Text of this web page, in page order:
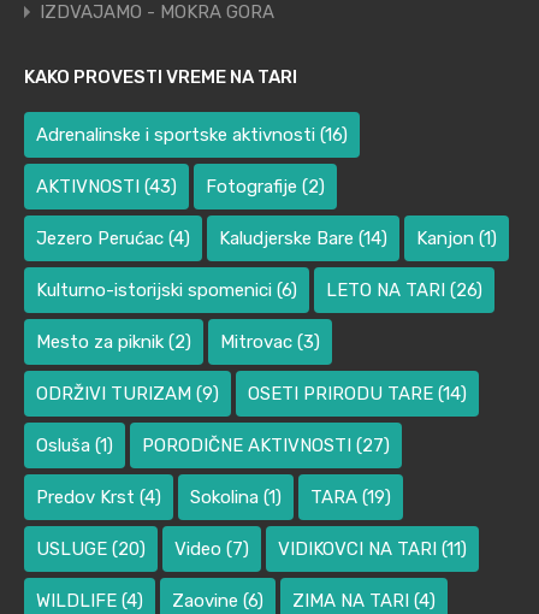
IZDVAJAMO - MOKRA GORA
KAKO PROVESTI VREME NA TARI
Adrenalinske i sportske aktivnosti (16)
AKTIVNOSTI (43) Fotografije (2)
Jezero Perućac (4) Kaludjerske Bare (14) Kanjon (1)
Kulturno-istorijski spomenici (6) LETO NA TARI (26)
Mesto za piknik (2) Mitrovac (3)
ODRŽIVI TURIZAM (9) OSETI PRIRODU TARE (14)
Osluša (1) PORODIČNE AKTIVNOSTI (27)
Predov Krst (4) Sokolina (1) TARA (19)
USLUGE (20) Video (7) VIDIKOVCI NA TARI (11)
WILDLIFE (4) Zaovine (6) ZIMA NA TARI (4)